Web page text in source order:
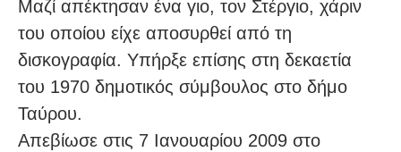
Μαζί απέκτησαν ένα γιο, τον Στέργιο, χάριν
του οποίου είχε αποσυρθεί από τη
δισκογραφία. Υπήρξε επίσης στη δεκαετία
του 1970 δημοτικός σύμβουλος στο δήμο
Ταύρου.
Απεβίωσε στις 7 Ιανουαρίου 2009 στο